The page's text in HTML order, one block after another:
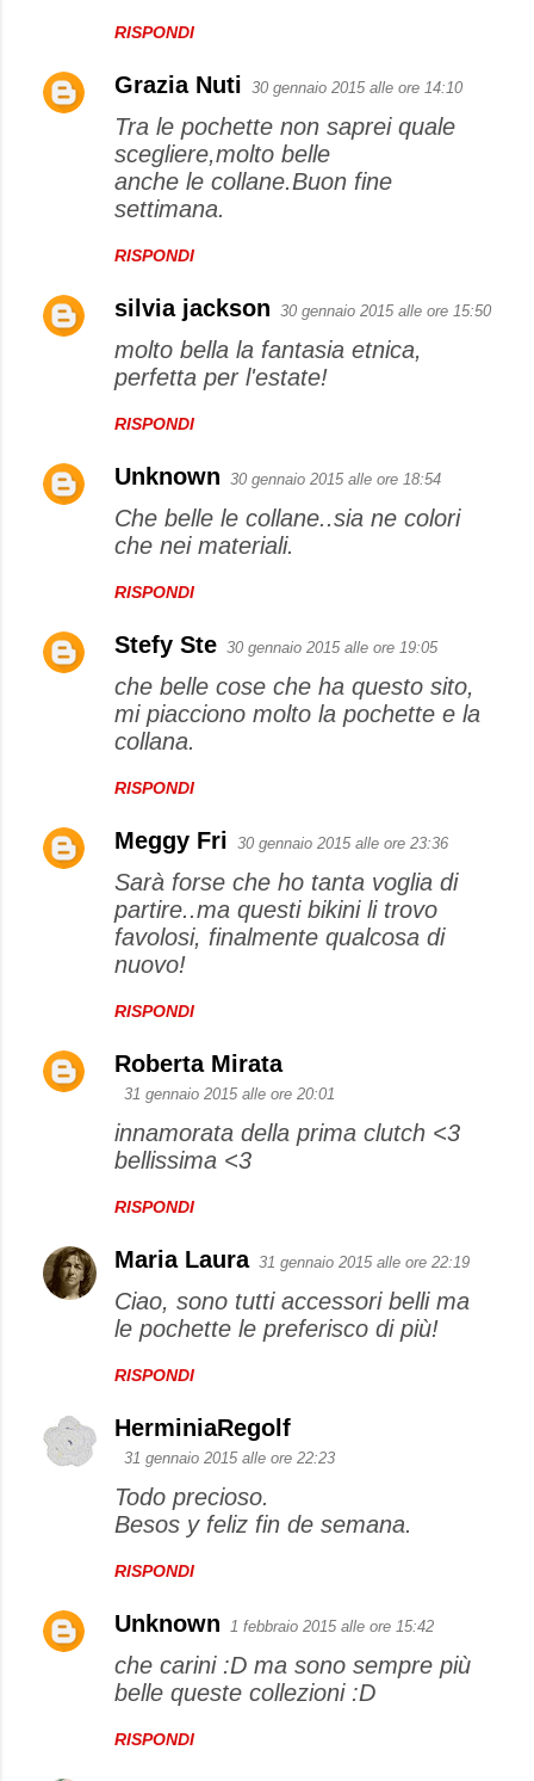
RISPONDI
Grazia Nuti 30 gennaio 2015 alle ore 14:10
Tra le pochette non saprei quale
scegliere,molto belle
anche le collane.Buon fine
settimana.
RISPONDI
silvia jackson 30 gennaio 2015 alle ore 15:50
molto bella la fantasia etnica,
perfetta per l'estate!
RISPONDI
Unknown 30 gennaio 2015 alle ore 18:54
Che belle le collane..sia ne colori
che nei materiali.
RISPONDI
Stefy Ste 30 gennaio 2015 alle ore 19:05
che belle cose che ha questo sito,
mi piacciono molto la pochette e la
collana.
RISPONDI
Meggy Fri 30 gennaio 2015 alle ore 23:36
Sarà forse che ho tanta voglia di
partire..ma questi bikini li trovo
favolosi, finalmente qualcosa di
nuovo!
RISPONDI
Roberta Mirata
31 gennaio 2015 alle ore 20:01
innamorata della prima clutch <3
bellissima <3
RISPONDI
Maria Laura 31 gennaio 2015 alle ore 22:19
Ciao, sono tutti accessori belli ma
le pochette le preferisco di più!
RISPONDI
HerminiaRegolf
31 gennaio 2015 alle ore 22:23
Todo precioso.
Besos y feliz fin de semana.
RISPONDI
Unknown 1 febbraio 2015 alle ore 15:42
che carini :D ma sono sempre più
belle queste collezioni :D
RISPONDI